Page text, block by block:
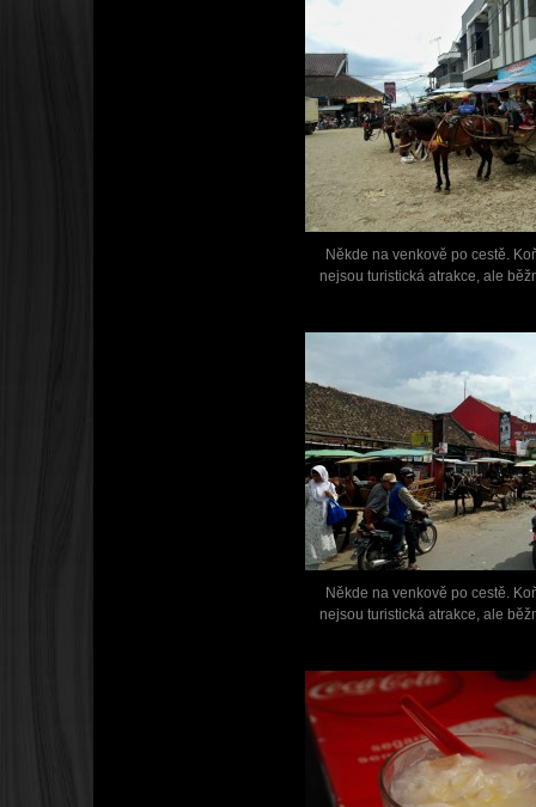
Někde na venkově po cestě.
nejsou turistická atrakce, ale
Někde na venkově po cestě.
nejsou turistická atrakce, ale